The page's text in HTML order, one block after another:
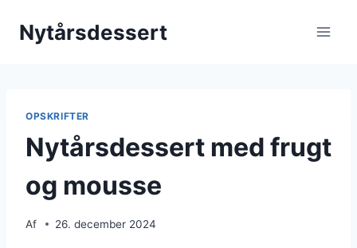
Nytårsdessert
OPSKRIFTER
Nytårsdessert med frugt
og mousse
Af 26. december 2024